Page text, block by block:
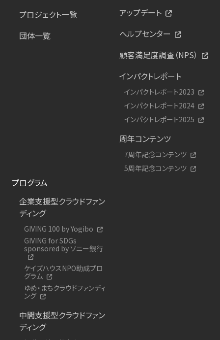
プロジェクト一覧
団体一覧
アップデート
ヘルプセンター
顧客満足度調査（NPS）
インパクトレポート
インパクトレポート2023
インパクトレポート2024
インパクトレポート2025
周年コンテンツ
7周年記念コンテンツ
5周年記念コンテンツ
プログラム
企業支援型クラウドファン
ディング
GIVING 100 by Yogibo
GIVING for SDGs
sponsored by ソニー銀行
ケイズハウスNPO助成プロ
グラム
ゆめ・まちクラウドファンディ
ング
中間支援型クラウドファン
ディング